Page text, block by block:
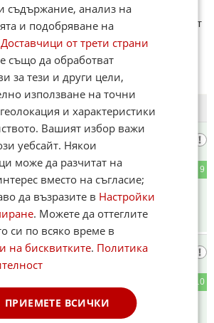
източници, с изключение на
imot.bg, zaplata.bg, bazar.bg ще бъдат
КЪМ СТАТИЯТА
9
я анатемоса😅
10
чудовищен удар. После ще има
съдържание, анализ на
и подобряване на
Доставчици от трети страни
също да обработват
за тези и други цели,
използване на точни
и характеристики
Вашият избор важи
уебсайт. Някои
може да разчитат на
вместо на съгласие;
да възразите в Настройки
. Можете да оттеглите
си по всяко време в
на бисквитките. Политика
ПРИЕМЕТЕ ВСИЧКИ